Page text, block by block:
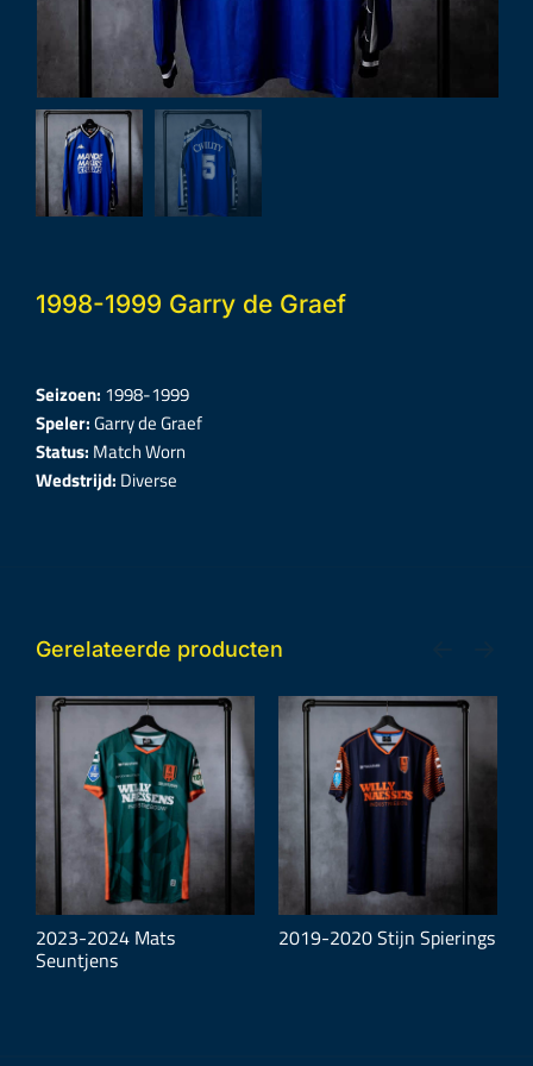
1998-1999 Garry de Graef
Seizoen: 1998-1999
Speler:Garry de Graef
Status: Match Worn
Wedstrijd: Diverse
Gerelateerde producten
2023-2024 Mats
Seuntjens
2019-2020 Stijn Spierings